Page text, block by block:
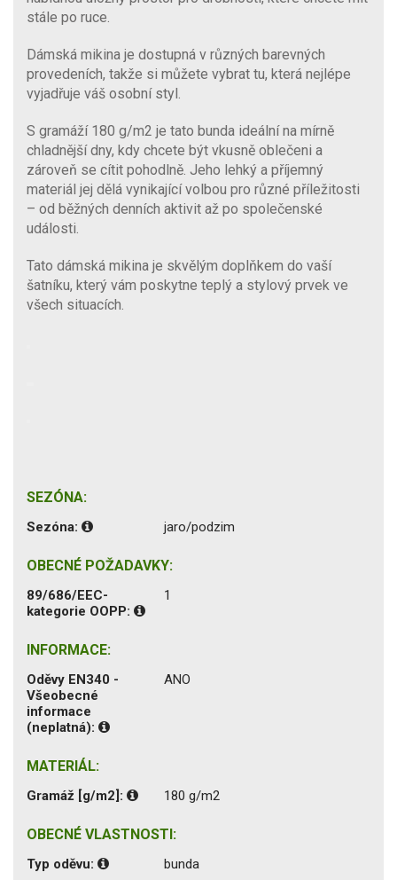
stále po ruce.
Dámská mikina je dostupná v různých barevných
provedeních, takže si můžete vybrat tu, která nejlépe
vyjadřuje váš osobní styl.
S gramáží 180 g/m2 je tato bunda ideální na mírně
chladnější dny, kdy chcete být vkusně oblečeni a
zároveň se cítit pohodlně. Jeho lehký a příjemný
materiál jej dělá vynikající volbou pro různé příležitosti
– od běžných denních aktivit až po společenské
události.
Tato dámská mikina je skvělým doplňkem do vaší
šatníku, který vám poskytne teplý a stylový prvek ve
všech situacích.
SEZÓNA:
Sezóna: jaro/podzim
OBECNÉ POŽADAVKY:
89/686/EEC-
kategorie OOPP:
1
INFORMACE:
Oděvy EN340 -
Všeobecné
informace
(neplatná):
ANO
MATERIÁL:
Gramáž [g/m2]: 180 g/m2
OBECNÉ VLASTNOSTI:
Typ oděvu: bunda